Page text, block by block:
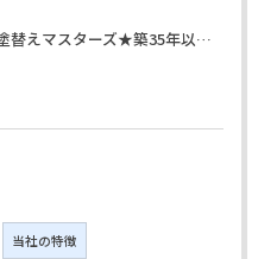
㈱室田工業★塗替えマスターズ★築35年以上のお宅の施工事例
当社の特徴